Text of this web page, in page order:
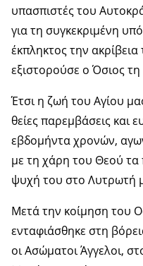
υπασπιστές του
για τη συγκεκριμένη
έκπληκτος την
εξιστορούσε ο Όσιος
Έτσι η ζωή του Αγίου
θείες παρεμβάσεις και
εβδομήντα χρονών,
με τη χάρη του Θεού
ψυχή του στο Λυτρωτή
Μετά την κοίμηση του
ενταφιάσθηκε στη
οι Ασώματοι Άγγελοι,